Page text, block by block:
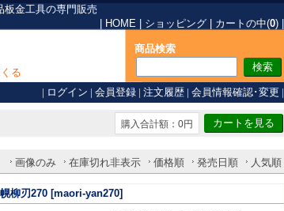
板金工具の専門販売
HOME ショッピング カートの中(0)
る
商品検索
| ログイン | 会員登録 | 注文履歴 | 会員情報確認･変更 |
購入合計額：0円
画像のみ 在庫切れ非表示 価格順 発売日順 人気順
柳刃270 [maori-yan270]